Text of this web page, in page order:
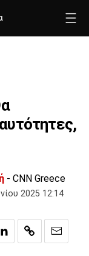
- CNN Greece
2025 12:14